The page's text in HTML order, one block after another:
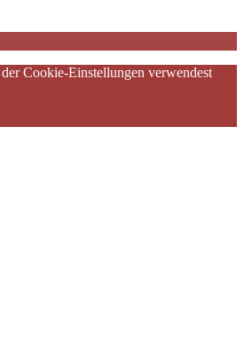
Cookie-Einstellungen verwendest